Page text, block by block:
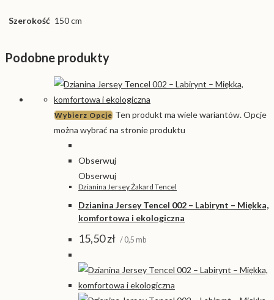
Szerokość 150 cm
Podobne produkty
Wybierz Opcje Ten produkt ma wiele wariantów. Opcje
można wybrać na stronie produktu
Obserwuj
Obserwuj
Dzianina Jersey Żakard Tencel
Dzianina Jersey Tencel 002 – Labirynt – Miękka,
komfortowa i ekologiczna
15,50zł / 0,5 mb